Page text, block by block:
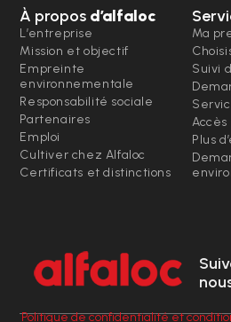
À propos d’alfaloc
L’entreprise
Mission et objectif
Empreinte
environnementale
Responsabilité sociale
Partenaires
Emploi
Cultiver chez Alfaloc
Certificats et distinctions
Ma
Suivi
Accès
Plus
Politique de confidentialité et